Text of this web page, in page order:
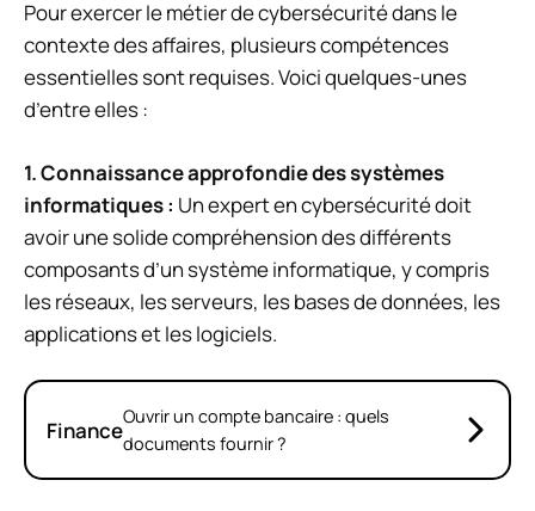
Pour exercer le métier de cybersécurité dans le
contexte des affaires, plusieurs compétences
essentielles sont requises. Voici quelques-unes
d’entre elles :
1. Connaissance approfondie des systèmes
informatiques : Un expert en cybersécurité doit
avoir une solide compréhension des différents
composants d’un système informatique, y compris
les réseaux, les serveurs, les bases de données, les
applications et les logiciels.
FinanceOuvrir un compte bancaire : quels
documents fournir ?